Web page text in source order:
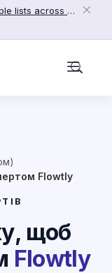
Flowtly update: Faster, sortable lists across people, counterparties and settings (2026-06-28)
Flowtly
щоб
Flowtly